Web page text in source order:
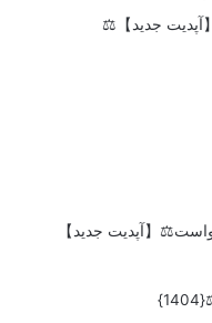
【آپدیت جدید】